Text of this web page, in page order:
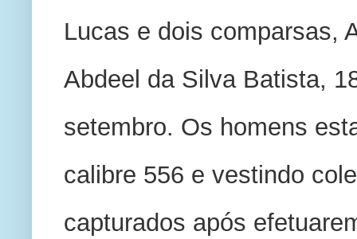
Lucas e dois comparsas,
Abdeel da Silva Batista,
setembro. Os homens
calibre 556 e vestindo
capturados após